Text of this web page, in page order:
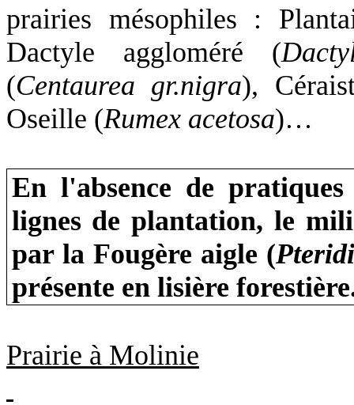
prairies mésophiles :
Dactyle aggloméré (
(Centaurea gr.nigra),
Oseille (Rumex acetosa)…
En l'absence de
lignes de plantation, le
par la Fougère aigle (
présente en lisière
Prairie à Molinie